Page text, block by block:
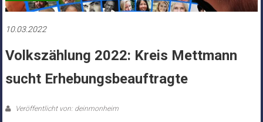
10.03.2022
Volkszählung 2022: Kreis Mettmann
sucht Erhebungsbeauftragte
Veröffentlicht von: deinmonheim